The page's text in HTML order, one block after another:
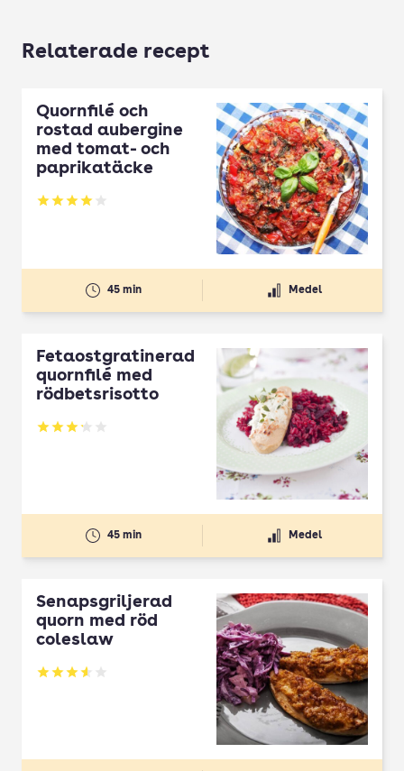
Relaterade recept
Quornfilé och
rostad aubergine
med tomat- och
paprikatäcke
Betyg: 4 av 5
45 min Medel
Fetaostgratinerad
quornfilé med
rödbetsrisotto
Betyg: 3.18 av 5
45 min Medel
Senapsgriljerad
quorn med röd
coleslaw
Betyg: 3.6 av 5